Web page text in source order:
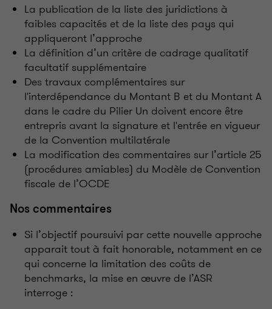
La publication de la liste des juridictions à
faibles capacités et de la liste des pays qui
appliqueront l’approche
La définition d’un critère de cadrage qualitatif
facultatif supplémentaire
Des travaux complémentaires sur
l'interdépendance du Montant B et du Montant A
dans le cadre du Pilier Un doivent encore être
entrepris avant la signature et l'entrée en vigueur
de la Convention multilatérale
La modification des commentaires sur l’article 25
(procédures amiables) du Modèle de Convention
fiscale de l’OCDE
Nos commentaires
Si l’objectif poursuivi par cette nouvelle approche
apparait tout à fait honorable, notamment en ce
qui concerne la limitation des coûts de
benchmarks, la mise en œuvre de l’ASR
interroge :